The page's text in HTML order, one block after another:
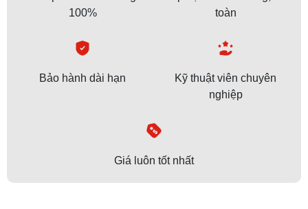
100%
toàn
Bảo hành dài hạn
Kỹ thuật viên chuyên
nghiệp
Giá luôn tốt nhất